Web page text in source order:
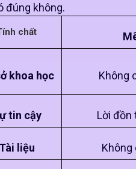
đúng không.
chất
khoa học Không
tin cậy Lời đồn
Tài liệu Không